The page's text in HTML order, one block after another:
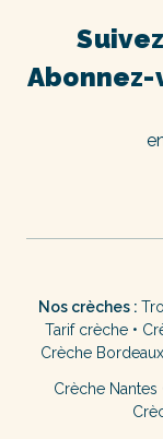
Nos crèches :
Tarif crèche •
Crèche Bordeaux
Crèche Nantes